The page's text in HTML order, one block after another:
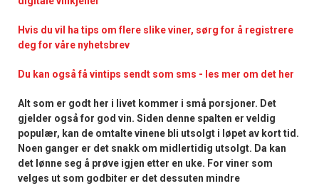
Hvis du vil ha tips om flere slike viner, sørg for å registrere
deg for våre nyhetsbrev
Du kan også få vintips sendt som sms - les mer om det her
Alt som er godt her i livet kommer i små porsjoner. Det
gjelder også for god vin. Siden denne spalten er veldig
populær, kan de omtalte vinene bli utsolgt i løpet av kort tid.
Noen ganger er det snakk om midlertidig utsolgt. Da kan
det lønne seg å prøve igjen etter en uke. For viner som
velges ut som godbiter er det dessuten mindre